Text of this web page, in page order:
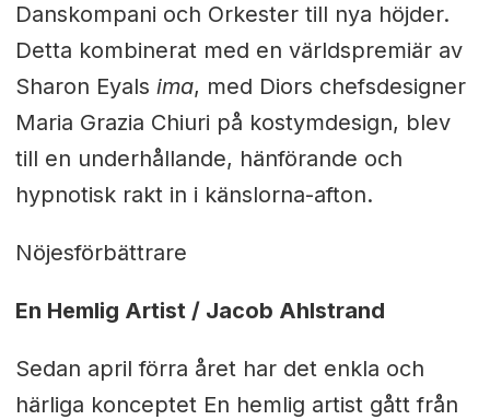
Danskompani och Orkester till nya höjder.
Detta kombinerat med en världspremiär av
Sharon Eyals ima, med Diors chefsdesigner
Maria Grazia Chiuri på kostymdesign, blev
till en underhållande, hänförande och
hypnotisk rakt in i känslorna-afton.
Nöjesförbättrare
En Hemlig Artist / Jacob Ahlstrand
Sedan april förra året har det enkla och
härliga konceptet En hemlig artist gått från